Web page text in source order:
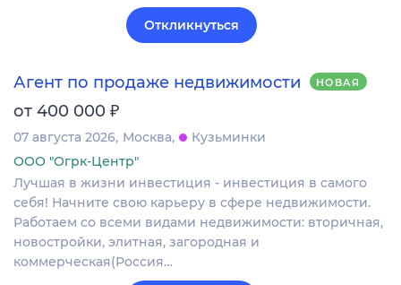
Откликнуться
Агент по продаже недвижимости НОВАЯ
от 400 000 ₽
07 августа 2026 Москва
Кузьминки
ООО "Огрк-Центр"
Лучшая в жизни инвестиция - инвестиция в самого
себя! Начните свою карьеру в сфере недвижимости.
Работаем со всеми видами недвижимости: вторичная,
новостройки, элитная, загородная и
коммерческая(Россия…